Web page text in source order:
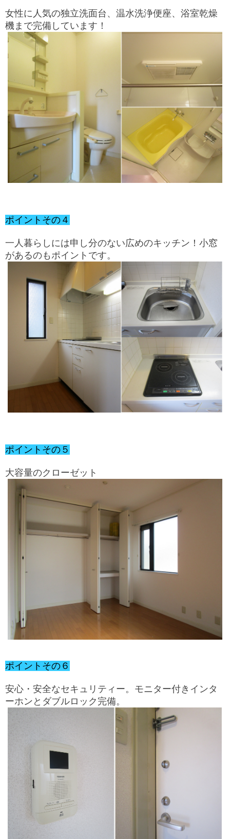
女性に人気の独立洗面台、温水洗浄便座、浴室乾燥
機まで完備しています！
ポイントその４
一人暮らしには申し分のない広めのキッチン！小窓
があるのもポイントです。
ポイントその５
大容量のクローゼット
ポイントその６
安心・安全なセキュリティー。モニター付きインタ
ーホンとダブルロック完備。